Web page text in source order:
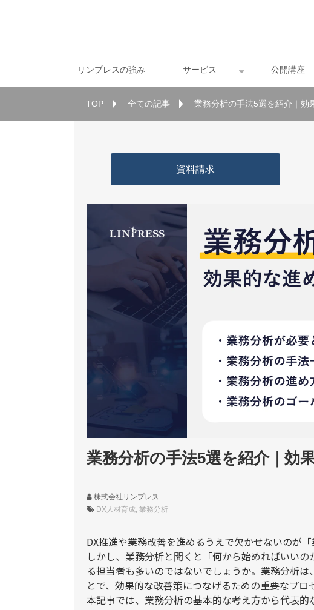
リンプレスの強み サービス 公開講座
TOP 全ての記事 業務分析の手法5選を紹介｜効
資料請求
業務分析の手法5選を紹介｜効
株式会社リンプレス
DX人材育成 業務分析
DX推進や業務改善を進めるうえで欠かせないのが「
しかし、業務分析と聞くと「何から始めればいい
る担当者も多いのではないでしょうか。業務分析
とで、効果的な改善策につなげるための重要なプロ
本記事では、業務分析の基本的な考え方から代表